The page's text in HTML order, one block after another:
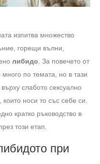
изпитва множество
горещи вълни,
либидо . За повечето от
по темата, но в тази
слабото сексуално
носи то със себе си.
кратко ръководство в
този етап.
при